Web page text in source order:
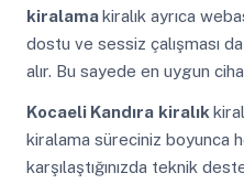
kiralamakiralık ayrıca
dostu ve sessiz çalışması
alır. Bu sayede en uygun
Kocaeli Kandıra kiralık
kiralama süreciniz boyunca
karşılaştığınızda teknik